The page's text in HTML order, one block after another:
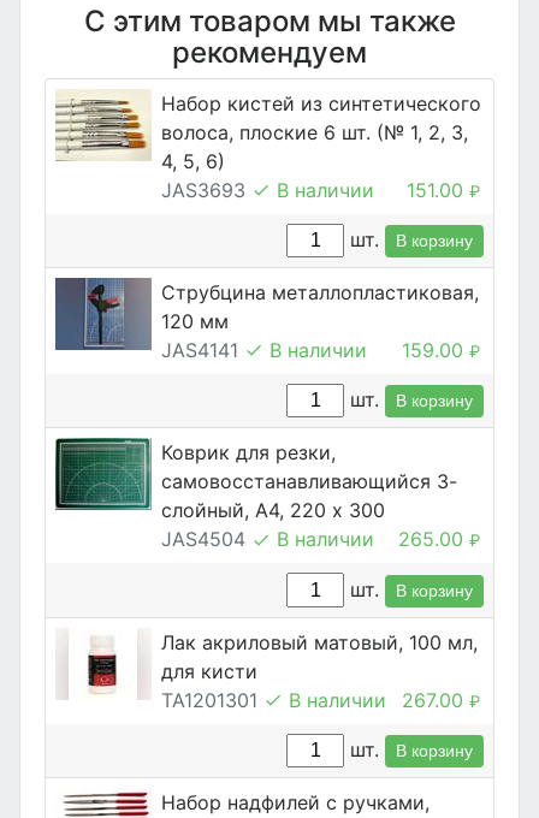
С этим товаром мы также
рекомендуем
Набор кистей из синтетического
волоса, плоские 6 шт. (№ 1, 2, 3,
4, 5, 6)
JAS3693
В наличии 151.00 ₽
шт. В корзину
Струбцина металлопластиковая,
120 мм
JAS4141
В наличии 159.00 ₽
шт. В корзину
Коврик для резки,
самовосстанавливающийся 3-
слойный, А4, 220 х 300
JAS4504
В наличии 265.00 ₽
шт. В корзину
Лак акриловый матовый, 100 мл,
для кисти
TA1201301
В наличии 267.00 ₽
шт. В корзину
Набор надфилей с ручками,